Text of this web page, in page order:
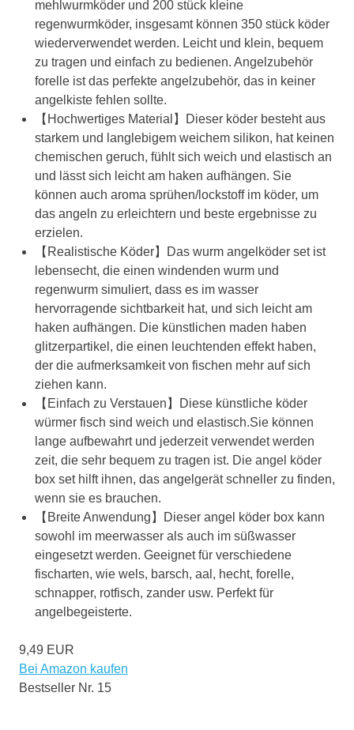
mehlwurmköder und 200 stück kleine
regenwurmköder, insgesamt können 350 stück köder
wiederverwendet werden. Leicht und klein, bequem
zu tragen und einfach zu bedienen. Angelzubehör
forelle ist das perfekte angelzubehör, das in keiner
angelkiste fehlen sollte.
【Hochwertiges Material】Dieser köder besteht aus
starkem und langlebigem weichem silikon, hat keinen
chemischen geruch, fühlt sich weich und elastisch an
und lässt sich leicht am haken aufhängen. Sie
können auch aroma sprühen/lockstoff im köder, um
das angeln zu erleichtern und beste ergebnisse zu
erzielen.
【Realistische Köder】Das wurm angelköder set ist
lebensecht, die einen windenden wurm und
regenwurm simuliert, dass es im wasser
hervorragende sichtbarkeit hat, und sich leicht am
haken aufhängen. Die künstlichen maden haben
glitzerpartikel, die einen leuchtenden effekt haben,
der die aufmerksamkeit von fischen mehr auf sich
ziehen kann.
【Einfach zu Verstauen】Diese künstliche köder
würmer fisch sind weich und elastisch.Sie können
lange aufbewahrt und jederzeit verwendet werden
zeit, die sehr bequem zu tragen ist. Die angel köder
box set hilft ihnen, das angelgerät schneller zu finden,
wenn sie es brauchen.
【Breite Anwendung】Dieser angel köder box kann
sowohl im meerwasser als auch im süßwasser
eingesetzt werden. Geeignet für verschiedene
fischarten, wie wels, barsch, aal, hecht, forelle,
schnapper, rotfisch, zander usw. Perfekt für
angelbegeisterte.
9,49 EUR
Bei Amazon kaufen
Bestseller Nr. 15